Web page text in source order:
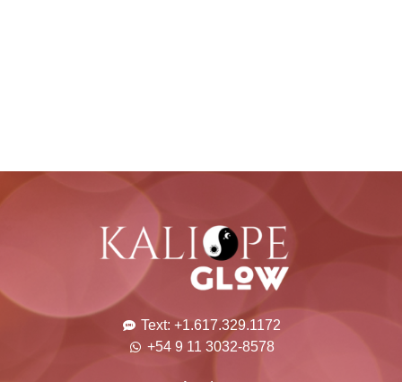
Text: +1.617.329.1172
+54 9 11 3032-8578